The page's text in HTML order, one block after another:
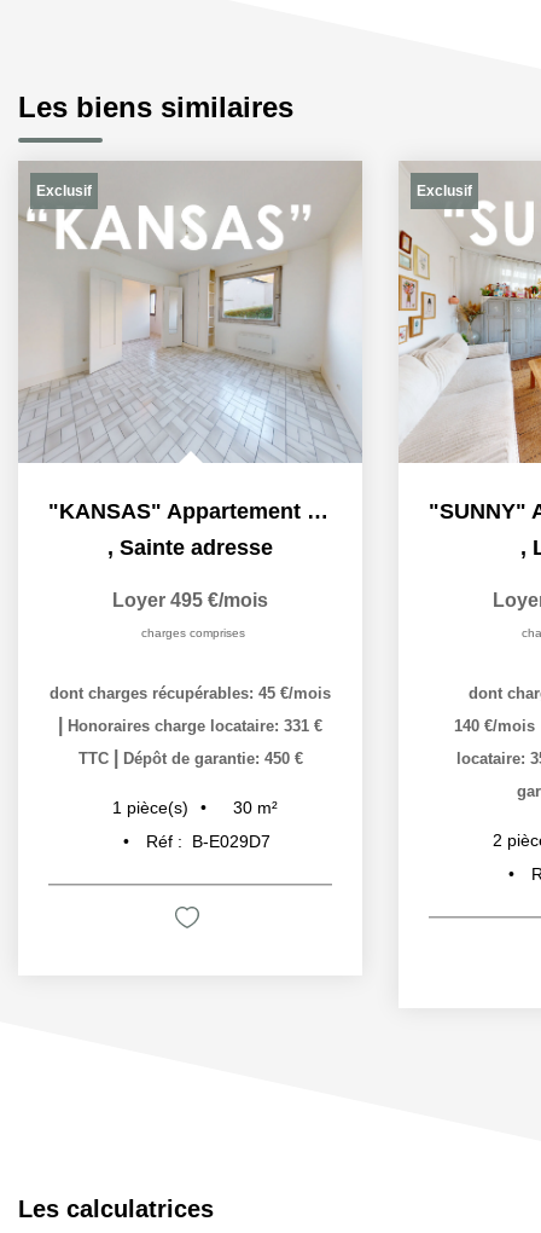
Les biens similaires
Exclusif
"KANSAS" Appartement F1 à louer en exclusivité à Sainte...
, Sainte adresse
Loyer 495 €/mois
charges comprises
dont charges récupérables: 45 €/mois
Honoraires charge locataire: 331 €
TTC
Dépôt de garantie: 450 €
1 pièce(s) 30 m²
Réf :
B-E029D7
Exclusif
,
dont
140 €/mois
locataire:
2
Les calculatrices